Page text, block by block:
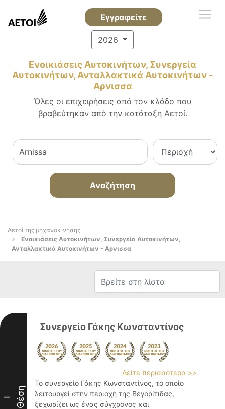
Εγγραφείτε
2026
Ενοικιάσεις Αυτοκινήτων, Συνεργεία
Αυτοκινήτων, Ανταλλακτικά Αυτοκινήτων -
Αρνισσα
Όλες οι επιχειρήσεις από τον κλάδο που
βραβεύτηκαν από την κατάταξη Αετοί.
Αναζήτηση
Αετοί της μηχανοκίνησης
Ενοικιάσεις Αυτοκινήτων, Συνεργεία Αυτοκινήτων,
Ανταλλακτικά Αυτοκινήτων - Αρνισσα
I Θέση
Συνεργείο Γάκης Κωνσταντίνος
Δείτε περισσότερα >>
Το συνεργείο Γάκης Κωνσταντίνος, το οποίο
λειτουργεί στην περιοχή της Βεγορίτιδας,
ξεχωρίζει ως ένας σύγχρονος και